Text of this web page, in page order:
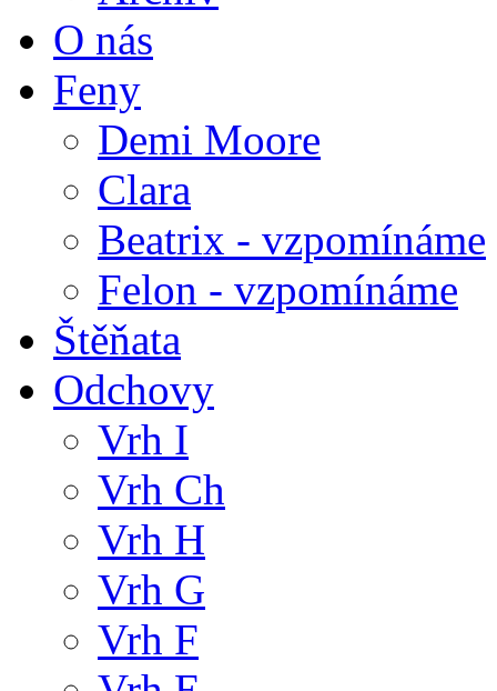
O nás
Feny
Demi Moore
Clara
Beatrix - vzpomínáme
Felon - vzpomínáme
Štěňata
Odchovy
Vrh I
Vrh Ch
Vrh H
Vrh G
Vrh F